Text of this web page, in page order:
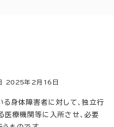
2025年2月 16 日
身体障害者に対して、独立行
医療機関等に入所させ、必要